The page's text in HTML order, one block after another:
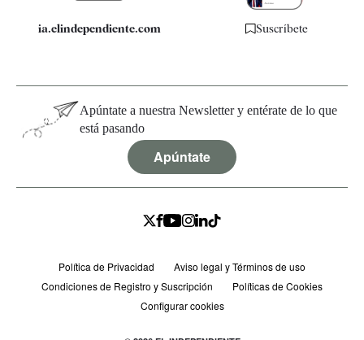
ia.elindependiente.com Suscríbete
Apúntate a nuestra Newsletter y entérate de lo que
está pasando
Apúntate
Política de Privacidad
Aviso legal y Términos de uso
Condiciones de Registro y Suscripción
Políticas de Cookies
Configurar cookies